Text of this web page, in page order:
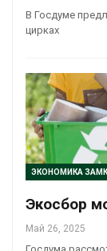
В Госдуме
цирках
Экосбор
Май 26, 2025